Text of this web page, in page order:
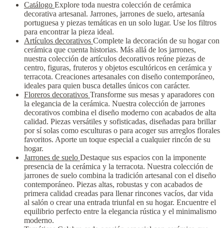
Catálogo Explore toda nuestra colección de cerámica
decorativa artesanal. Jarrones, jarrones de suelo, artesanía
portuguesa y piezas temáticas en un solo lugar. Use los filtros
para encontrar la pieza ideal.
Artículos decorativos Complete la decoración de su hogar con
cerámica que cuenta historias. Más allá de los jarrones,
nuestra colección de artículos decorativos reúne piezas de
centro, figuras, fruteros y objetos escultóricos en cerámica y
terracota. Creaciones artesanales con diseño contemporáneo,
ideales para quien busca detalles únicos con carácter.
Floreros decorativos Transforme sus mesas y aparadores con
la elegancia de la cerámica. Nuestra colección de jarrones
decorativos combina el diseño moderno con acabados de alta
calidad. Piezas versátiles y sofisticadas, diseñadas para brillar
por sí solas como esculturas o para acoger sus arreglos florales
favoritos. Aporte un toque especial a cualquier rincón de su
hogar.
Jarrones de suelo Destaque sus espacios con la imponente
presencia de la cerámica y la terracota. Nuestra colección de
jarrones de suelo combina la tradición artesanal con el diseño
contemporáneo. Piezas altas, robustas y con acabados de
primera calidad creadas para llenar rincones vacíos, dar vida
al salón o crear una entrada triunfal en su hogar. Encuentre el
equilibrio perfecto entre la elegancia rústica y el minimalismo
moderno.